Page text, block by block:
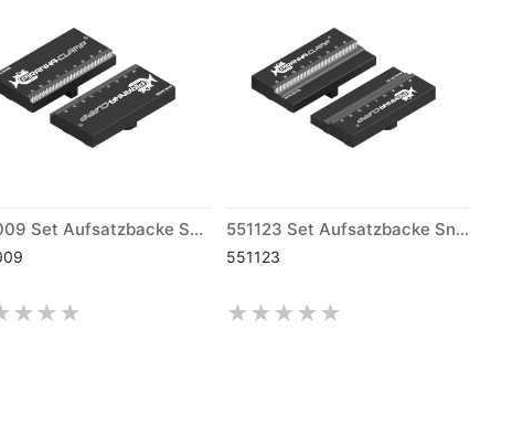
551009 Set Aufsatzbacke Snapper kurz (170) 551123 Set Aufsatzbacke Snapper mittel (170)
551123